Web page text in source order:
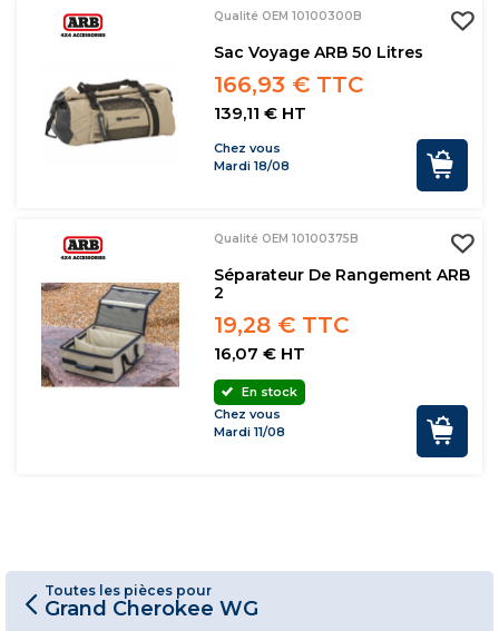
Qualité OEM 10100300B
Sac Voyage ARB 50 Litres
166,93 € TTC
139,11 € HT
Chez vous
Mardi 18/08
Qualité OEM 10100375B
Séparateur De Rangement ARB
2
19,28 € TTC
16,07 € HT
En stock
Chez vous
Mardi 11/08
Toutes les pièces pour
Grand Cherokee WG